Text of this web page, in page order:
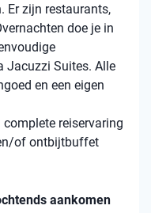
Er zijn restaurants,
doe je in
Jacuzzi Suites. Alle
en een eigen
reiservaring
of ontbijtbuffet
aankomen